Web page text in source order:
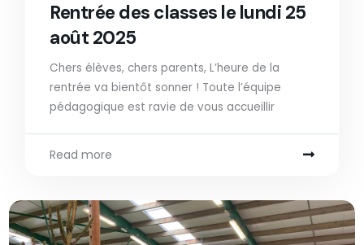
Rentrée des classes le lundi 25
août 2025
Chers élèves, chers parents, L’heure de la
rentrée va bientôt sonner ! Toute l’équipe
pédagogique est ravie de vous accueillir
Read more